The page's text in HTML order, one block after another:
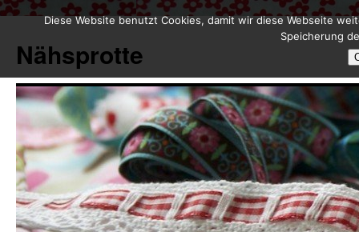
springen
Nähsprotte
Diese Website benutzt Cookies, damit wir diese Webseite
Speicherung